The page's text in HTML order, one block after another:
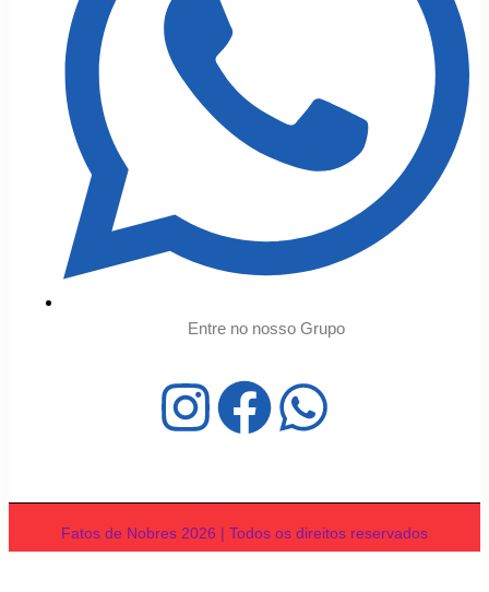
Entre no nosso Grupo
Fatos de Nobres 2026 | Todos os direitos reservados